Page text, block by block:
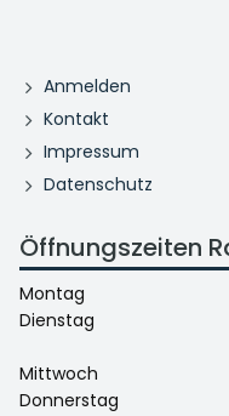
Anmelden
Kontakt
Impressum
Datenschutz
Öffnungszeiten
Montag
Dienstag
Mittwoch
Donnerstag